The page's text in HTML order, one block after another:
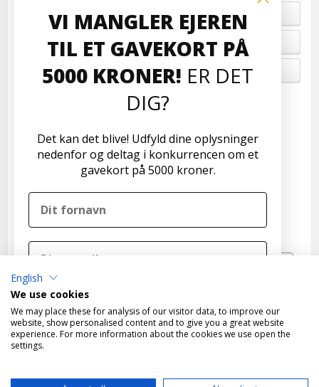
BETALING
FORTRYD ORDRE
OM OS
Formervangen 17
2600 Glostrup
Nyhedsbrev
*Fragtfri levering gælder KUN varer, der kan leveres som
English
We use cookies
We may place these for analysis of our visitor data, to improve our
website, show personalised content and to give you a great website
experience. For more information about the cookies we use open the
settings.
VI MANGLER EJEREN
TIL ET GAVEKORT PÅ
5000 KRONER! ER DET
DIG?
Det kan det blive! Udfyld dine oplysninger
nedenfor og deltag i konkurrencen om et
gavekort på 5000 kroner.
DELTAG I KONKURRENCEN
Nej tak, det skal ikke være mig
samtidig Disconetto' nyhedsbrev og accepterer